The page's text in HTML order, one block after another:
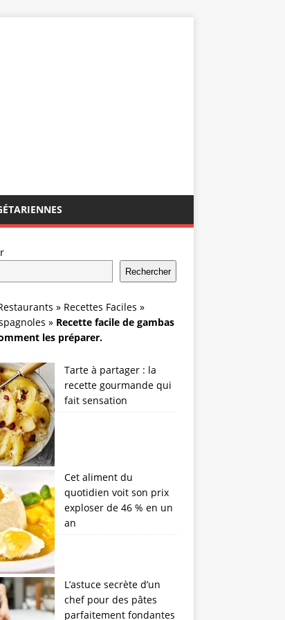
Rechercher
» Recettes Faciles »
» Recette facile de gambas
les préparer.
Tarte à partager : la
recette gourmande qui
fait sensation
Cet aliment du
quotidien voit son prix
exploser de 46 % en un
an
L’astuce secrète d’un
chef pour des pâtes
parfaitement fondantes